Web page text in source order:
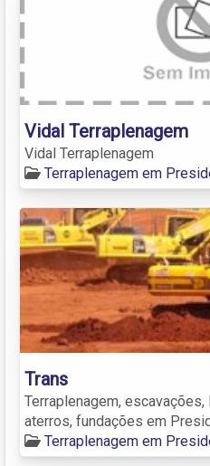
Vidal Terraplenagem
Vidal Terraplenagem
Terraplenagem em
Trans
Terraplenagem,
aterros, fundações em
Terraplenagem em